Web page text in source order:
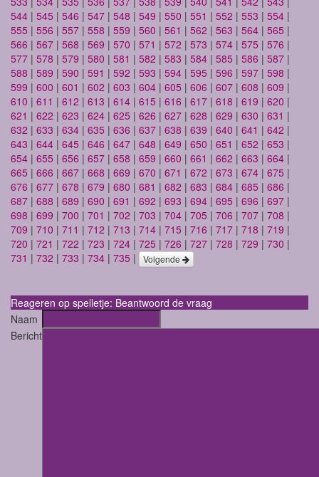
544 | 545 | 546 | 547 | 548 | 549 | 550 | 551 | 552 | 553 | 554 |
555 | 556 | 557 | 558 | 559 | 560 | 561 | 562 | 563 | 564 | 565 |
566 | 567 | 568 | 569 | 570 | 571 | 572 | 573 | 574 | 575 | 576 |
577 | 578 | 579 | 580 | 581 | 582 | 583 | 584 | 585 | 586 | 587 |
588 | 589 | 590 | 591 | 592 | 593 | 594 | 595 | 596 | 597 | 598 |
599 | 600 | 601 | 602 | 603 | 604 | 605 | 606 | 607 | 608 | 609 |
610 | 611 | 612 | 613 | 614 | 615 | 616 | 617 | 618 | 619 | 620 |
621 | 622 | 623 | 624 | 625 | 626 | 627 | 628 | 629 | 630 | 631 |
632 | 633 | 634 | 635 | 636 | 637 | 638 | 639 | 640 | 641 | 642 |
643 | 644 | 645 | 646 | 647 | 648 | 649 | 650 | 651 | 652 | 653 |
654 | 655 | 656 | 657 | 658 | 659 | 660 | 661 | 662 | 663 | 664 |
665 | 666 | 667 | 668 | 669 | 670 | 671 | 672 | 673 | 674 | 675 |
676 | 677 | 678 | 679 | 680 | 681 | 682 | 683 | 684 | 685 | 686 |
687 | 688 | 689 | 690 | 691 | 692 | 693 | 694 | 695 | 696 | 697 |
698 | 699 | 700 | 701 | 702 | 703 | 704 | 705 | 706 | 707 | 708 |
709 | 710 | 711 | 712 | 713 | 714 | 715 | 716 | 717 | 718 | 719 |
720 | 721 | 722 | 723 | 724 | 725 | 726 | 727 | 728 | 729 | 730 |
731 | 732 | 733 | 734 | 735 | Volgende
Reageren op spelletje: Beantwoord de vraag
Naam
Bericht